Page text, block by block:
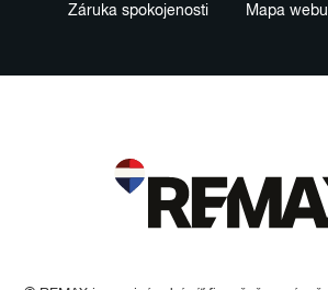
Záruka spokojenosti Mapa webu